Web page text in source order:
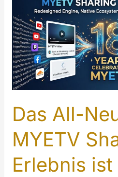
Das All-
MYETV
Erlebnis ist